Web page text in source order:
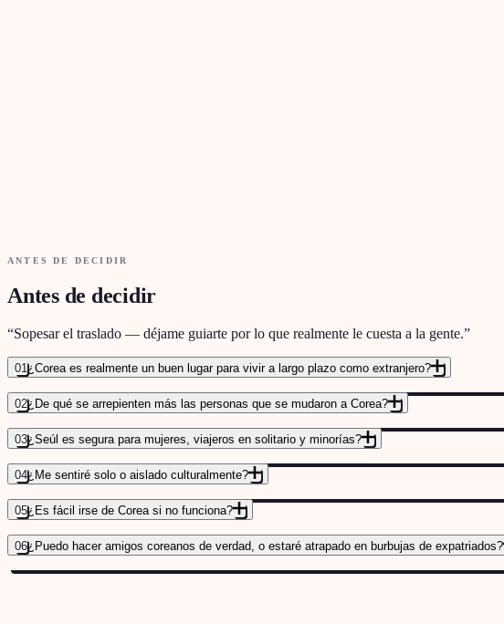
ANTES DE DECIDIR
Antes de decidir
“Sopesar el traslado — déjame guiarte por lo que realmente le cuesta a la gente.”
01¿Corea es realmente un buen lugar para vivir a largo plazo como extranjero?
02¿De qué se arrepienten más las personas que se mudaron a Corea?
03¿Seúl es segura para mujeres, viajeros en solitario y minorías?
04¿Me sentiré solo o aislado culturalmente?
05¿Es fácil irse de Corea si no funciona?
06¿Puedo hacer amigos coreanos de verdad, o estaré atrapado en burbujas de expatriados?